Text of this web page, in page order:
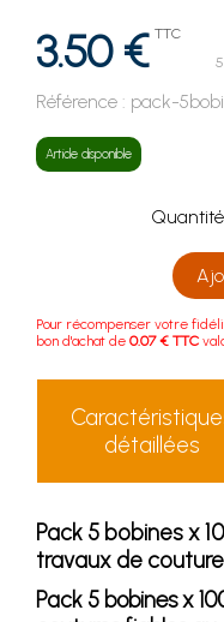
3.50 € TTC
Référence : pack-
Article disponible
Pour récompenser votre
bon d'achat de 0.07 € TTC
détaillées
Pack 5 bobines x
travaux de couture
Pack 5 bobines x